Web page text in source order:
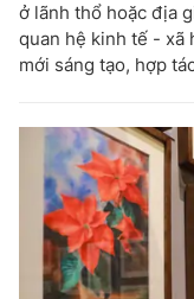
ở lãnh thổ hoặc địa
quan hệ kinh tế - xã
mới sáng tạo, hợp